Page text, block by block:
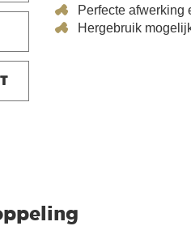
Perfecte afwerking
Hergebruik